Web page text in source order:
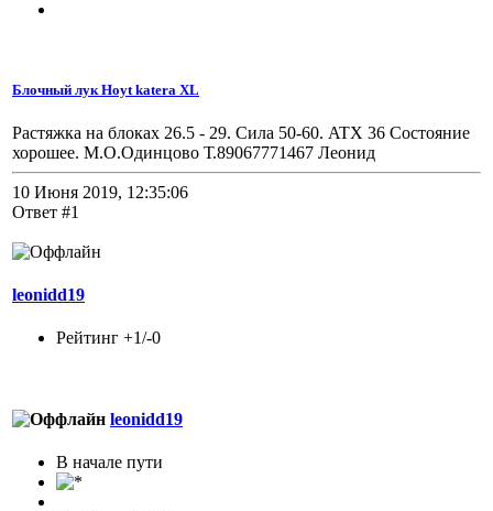
Блочный лук Hoyt katera XL
Растяжка на блоках 26.5 - 29. Сила 50-60. ATX 36 Состояние
хорошее. M.O.Одинцово Т.89067771467 Леонид
10 Июня 2019, 12:35:06
Ответ #1
leonidd19
Рейтинг +1/-0
leonidd19
В начале пути